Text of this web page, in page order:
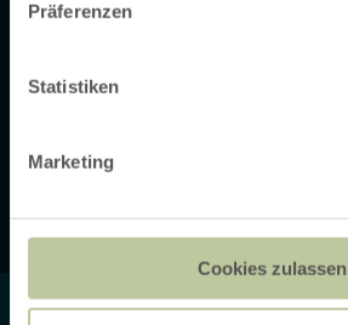
Präferenzen
Statistiken
Marketing
Cookies zulassen
Widerruf Artikel
© Rureifel Tourismus GmbH